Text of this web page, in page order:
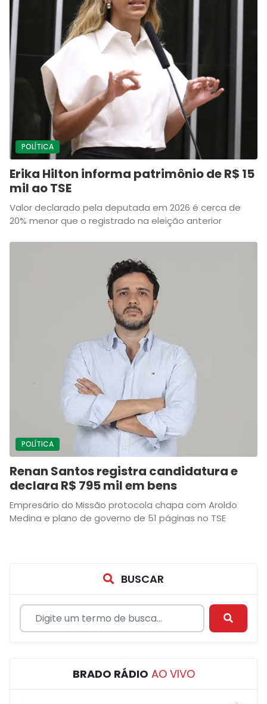
POLÍTICA
Erika Hilton informa patrimônio de R$ 15
mil ao TSE
Valor declarado pela deputada em 2026 é cerca de
20% menor que o registrado na eleição anterior
POLÍTICA
Renan Santos registra candidatura e
declara R$ 795 mil em bens
Empresário do Missão protocola chapa com Aroldo
Medina e plano de governo de 51 páginas no TSE
BUSCAR
BRADO RÁDIO AO VIVO